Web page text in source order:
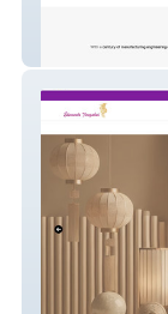
Sykes